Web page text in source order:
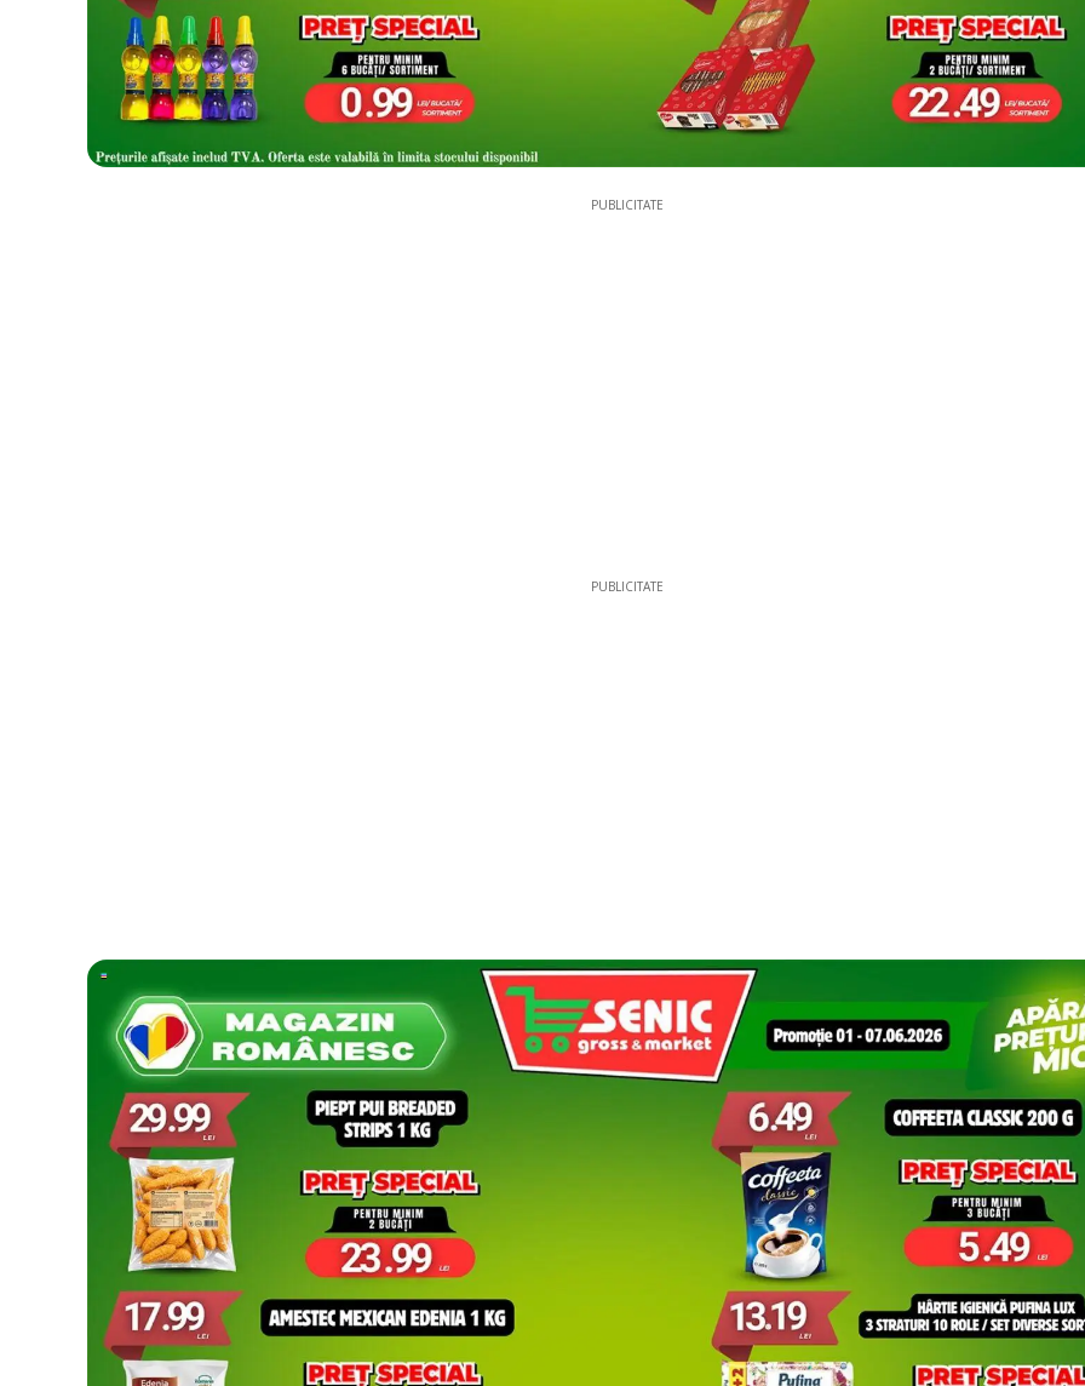
PUBLICITATE
PUBLICITATE